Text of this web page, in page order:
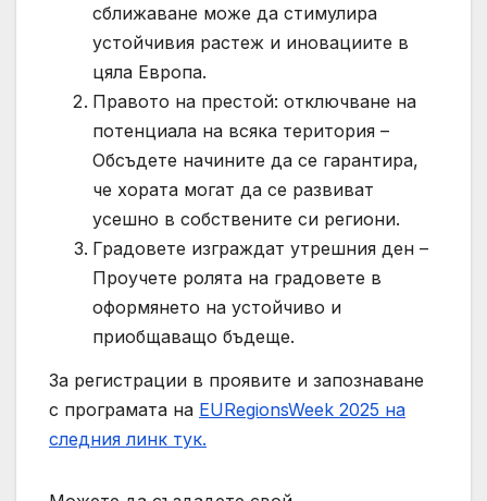
сближаване може да стимулира
устойчивия растеж и иновациите в
цяла Европа.
Правото на престой: отключване на
потенциала на всяка територия –
Обсъдете начините да се гарантира,
че хората могат да се развиват
усешно в собствените си региони.
Градовете изграждат утрешния ден –
Проучете ролята на градовете в
оформянето на устойчиво и
приобщаващо бъдеще.
За регистрации в проявите и запознаване
с програмата на EURegionsWeek 2025 на
следния линк тук.